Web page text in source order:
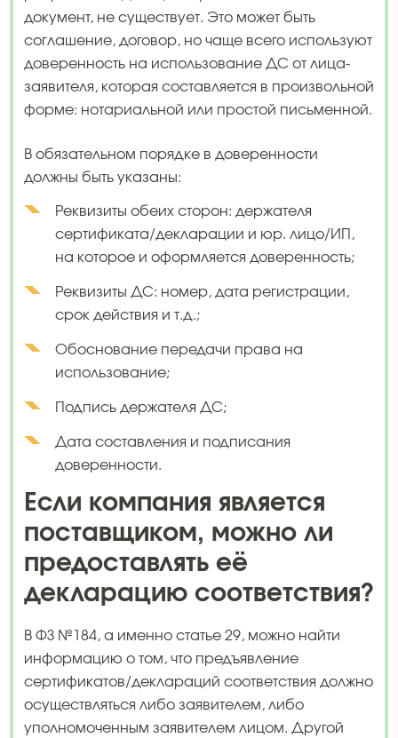
документ, не существует. Это может быть
соглашение, договор, но чаще всего используют
доверенность на использование ДС от лица-
заявителя, которая составляется в произвольной
форме: нотариальной или простой письменной.
В обязательном порядке в доверенности
должны быть указаны:
Реквизиты обеих сторон: держателя
сертификата/декларации и юр. лицо/ИП,
на которое и оформляется доверенность;
Реквизиты ДС: номер, дата регистрации,
срок действия и т.д.;
Обоснование передачи права на
использование;
Подпись держателя ДС;
Дата составления и подписания
доверенности.
Если компания является
поставщиком, можно ли
предоставлять её
декларацию соответствия?
В ФЗ №184, а именно статье 29, можно найти
информацию о том, что предъявление
сертификатов/деклараций соответствия должно
осуществляться либо заявителем, либо
уполномоченным заявителем лицом. Другой